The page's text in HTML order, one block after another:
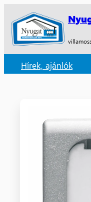
Hírek, ajánlók